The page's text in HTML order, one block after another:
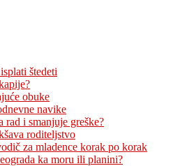
štedeti
obuke
navike
rad i smanjuje greške?
roditeljstvo
za mladence korak po korak
ka moru ili planini?